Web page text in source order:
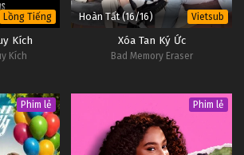
Lồng Tiếng
Kích
Kích
Hoàn Tất (16/16) Vietsub
Xóa Tan Ký Ức
Bad Memory Eraser
Phim lẻ Phim lẻ